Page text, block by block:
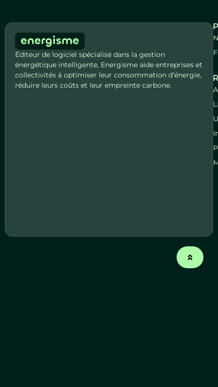
Éditeur de logiciel spécialisé dans la gestion
énergétique intelligente, Energisme aide entreprises et
collectivités à optimiser leur consommation d’énergie,
réduire leurs coûts et leur empreinte carbone.